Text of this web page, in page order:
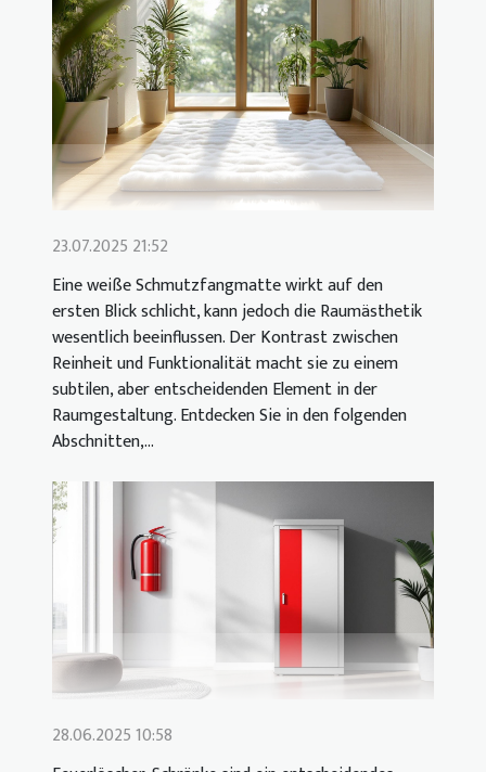
23.07.2025 21:52
Eine weiße Schmutzfangmatte wirkt auf den
ersten Blick schlicht, kann jedoch die Raumästhetik
wesentlich beeinflussen. Der Kontrast zwischen
Reinheit und Funktionalität macht sie zu einem
subtilen, aber entscheidenden Element in der
Raumgestaltung. Entdecken Sie in den folgenden
Abschnitten,...
28.06.2025 10:58